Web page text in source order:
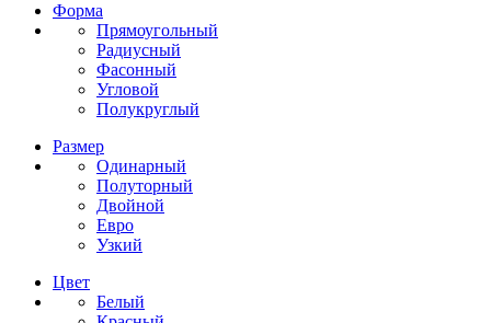
Форма
Прямоугольный
Радиусный
Фасонный
Угловой
Полукруглый
Размер
Одинарный
Полуторный
Двойной
Евро
Узкий
Цвет
Белый